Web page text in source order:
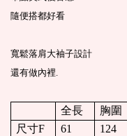
隨便搭都好看
寬鬆落肩大袖子設計
還有做內裡.
全長 胸圍
尺寸F
61 124